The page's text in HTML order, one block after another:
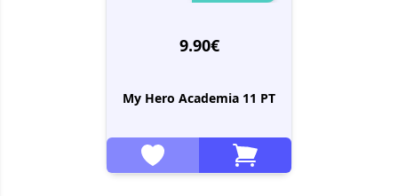
9.90€
My Hero Academia 11 PT